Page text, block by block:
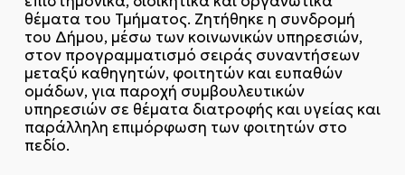
θέματα του Τμήματος. Ζητήθηκε η συνδρομή
του Δήμου, μέσω των κοινωνικών υπηρεσιών,
στον προγραμματισμό σειράς συναντήσεων
μεταξύ καθηγητών, φοιτητών και ευπαθών
ομάδων, για παροχή συμβουλευτικών
υπηρεσιών σε θέματα διατροφής και υγείας και
παράλληλη επιμόρφωση των φοιτητών στο
πεδίο.